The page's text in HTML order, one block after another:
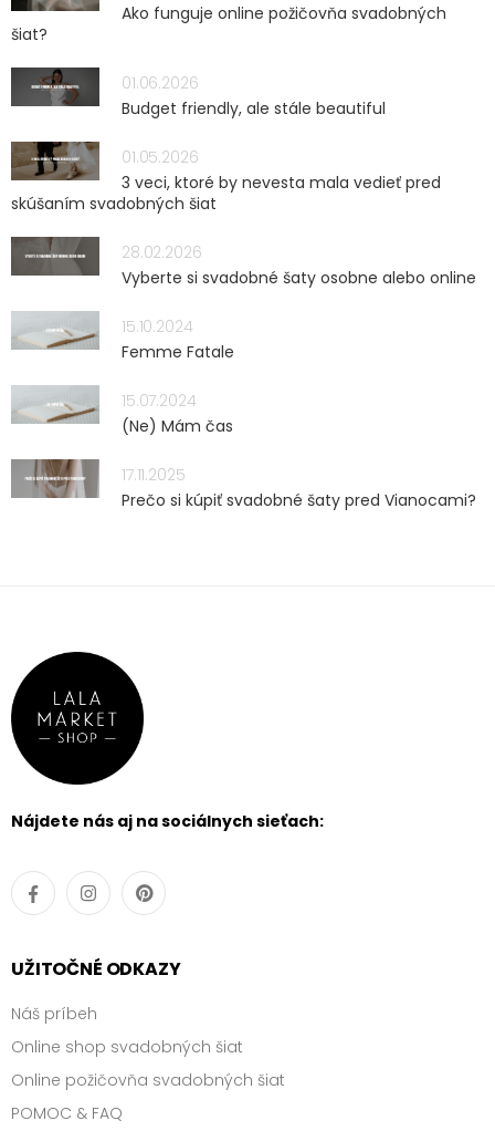
Ako funguje online požičovňa svadobných
šiat?
01.06.2026
Budget friendly, ale stále beautiful
01.05.2026
3 veci, ktoré by nevesta mala vedieť pred
skúšaním svadobných šiat
28.02.2026
Vyberte si svadobné šaty osobne alebo online
15.10.2024
Femme Fatale
15.07.2024
(Ne) Mám čas
17.11.2025
Prečo si kúpiť svadobné šaty pred Vianocami?
Nájdete nás aj na sociálnych sieťach:
UŽITOČNÉ ODKAZY
Náš príbeh
Online shop svadobných šiat
Online požičovňa svadobných šiat
POMOC & FAQ